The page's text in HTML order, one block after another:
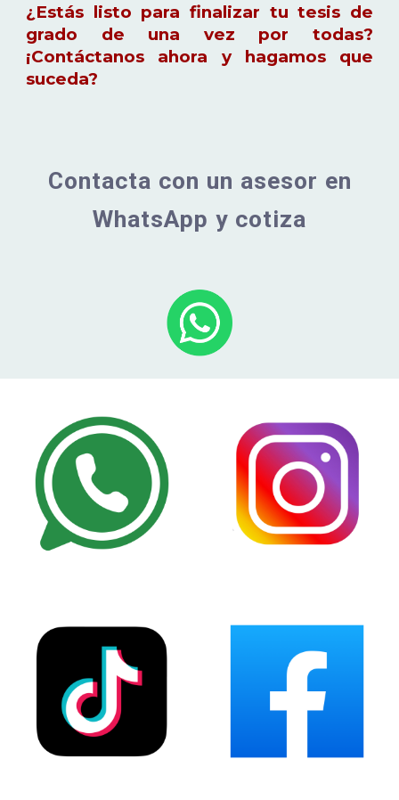
¿Estás listo para finalizar tu tesis de
grado de una vez por todas?
¡Contáctanos ahora y hagamos que
suceda?
Contacta con un asesor en
WhatsApp y cotiza